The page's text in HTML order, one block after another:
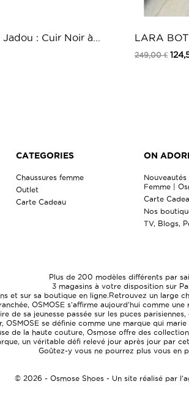
: Cuir Noir à...
LARA
ROUGE
249,00 €
CATEGORIES
Chaussures femme
Outlet
Carte Cadeau
ON
Nouveautés
Femme |
Carte
Nos
TV, Blogs,
Plus de 200 modèles différents par
3 magasins à votre disposition sur
et sur sa boutique en ligne.Retrouvez un large
OSMOSE s’affirme aujourd’hui comme
de sa jeunesse passée sur les puces
OSMOSE se définie comme une marque qui
de la haute couture, Osmose offre des
un véritable défi relevé jour après jour par
Goûtez-y vous ne pourrez plus vous en
© 2026 - Osmose Shoes - Un site réalisé par